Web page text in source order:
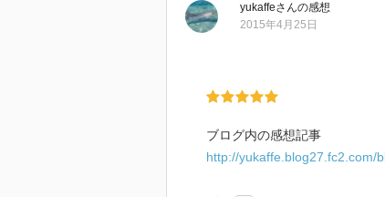
yukaffeさんの感想
2015年4月25日
ブログ内の感想記事
http://yukaffe.blog27.fc2.com/